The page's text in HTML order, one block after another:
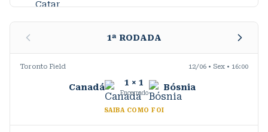
1ª RODADA
Toronto Field 12/06 • Sex • 16:00
Canadá 1 × 1
Encerrado
Bósnia
SAIBA COMO FOI